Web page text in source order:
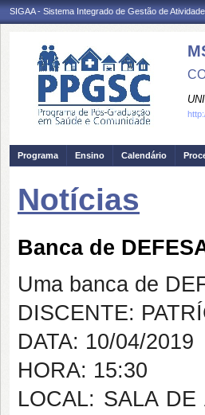
SIGAA - Sistema Integrado de Gestão de
Programa Ensino Calendário
Notícias
Banca de
Uma banca de
DISCENTE:
DATA: 10/04/2019
HORA: 15:30
LOCAL: SALA